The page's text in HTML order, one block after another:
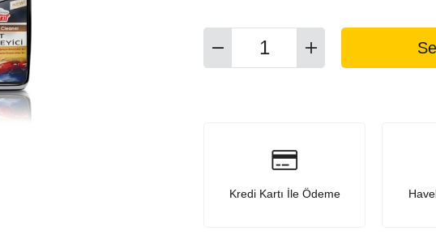
Kredi Kartı İle Ödeme